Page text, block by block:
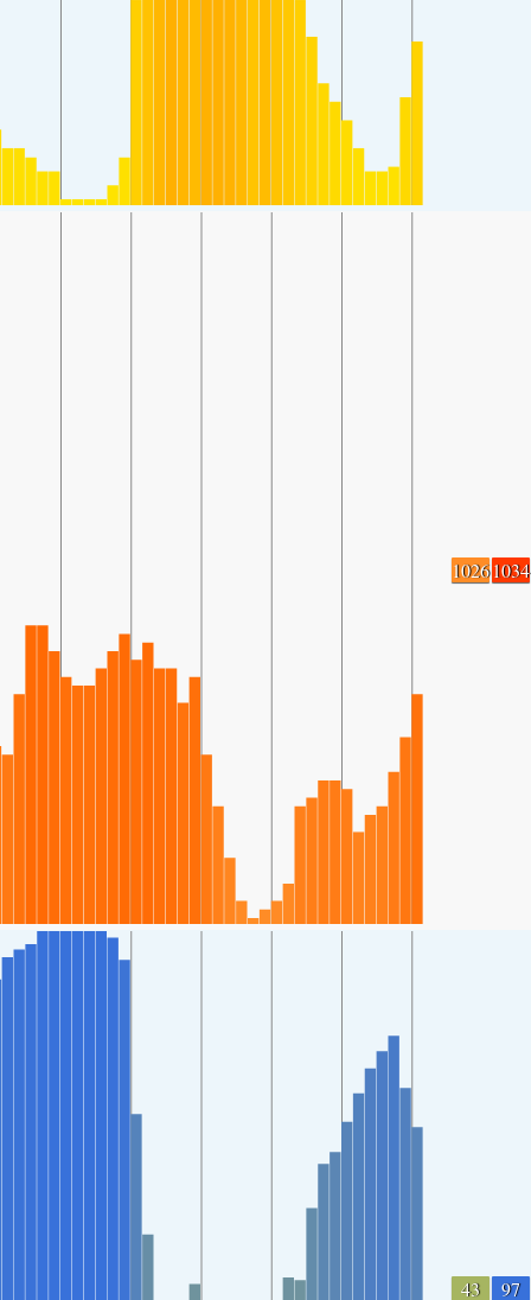
10261034
43 97